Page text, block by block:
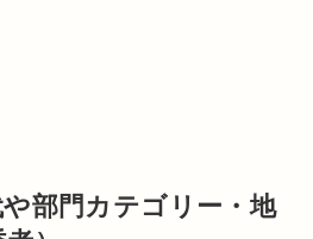
部門カテゴリー・地